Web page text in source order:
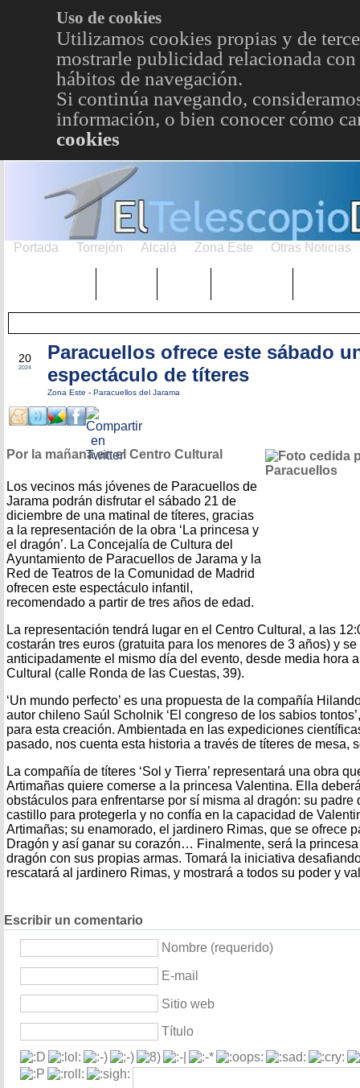
Uso de cookies
Utilizamos cookies propias y de
mostrarle publicidad relacionada
hábitos de navegación.
Si continúa navegando,
información, o bien conocer cómo
cookies
Portada Torrejón Alcalá Zona Este Otras Noticias
20
2024
Paracuellos ofrece este sábado
espectáculo de títeres
Zona Este - Paracuellos del Jarama
Por la mañana en el Centro Cultural
Los vecinos más jóvenes de Paracuellos de
Jarama podrán disfrutar el sábado 21 de
diciembre de una matinal de títeres, gracias
a la representación de la obra ‘La princesa y
el dragón’. La Concejalía de Cultura del
Ayuntamiento de Paracuellos de Jarama y la
Red de Teatros de la Comunidad de Madrid
ofrecen este espectáculo infantil,
recomendado a partir de tres años de edad.
La representación tendrá lugar en el Centro Cultural, a las
costarán tres euros (gratuita para los menores de 3 años) y
anticipadamente el mismo día del evento, desde media hora
Cultural (calle Ronda de las Cuestas, 39).
‘Un mundo perfecto’ es una propuesta de la compañía
autor chileno Saúl Scholnik ‘El congreso de los sabios
para esta creación. Ambientada en las expediciones
pasado, nos cuenta esta historia a través de títeres de mesa,
La compañía de títeres ‘Sol y Tierra’ representará una obra
Artimañas quiere comerse a la princesa Valentina. Ella
obstáculos para enfrentarse por sí misma al dragón: su
castillo para protegerla y no confía en la capacidad de
Artimañas; su enamorado, el jardinero Rimas, que se ofrece
Dragón y así ganar su corazón… Finalmente, será la
dragón con sus propias armas. Tomará la iniciativa
rescatará al jardinero Rimas, y mostrará a todos su poder y
Escribir un comentario
Nombre (requerido)
E-mail
Sitio web
Título